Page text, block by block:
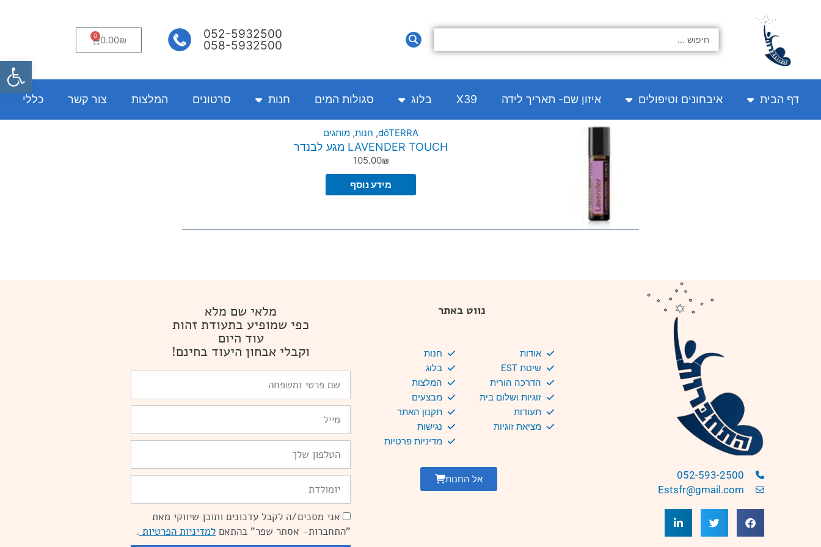
...
052-5932500
058-5932500
0.00₪
0
עגלת
קניות
דף הבית איבחונים וטיפולים איזון שם- תאריך לידה X39 בלוג סגולות המים חנות סרטונים המלצות צור קשר כללי
dōTERRA
, חנות, מותגים
LAVENDER TOUCH מגע לבנדר
105.00₪
מידע נוסף
052-593-2500
Estsfr@gmail.com
נווט באתר
אודות
שיטת EST
הדרכה הורית
זוגיות ושלום בית
תעודות
מציאת זוגיות
חנות
בלוג
המלצות
מבצעים
תקנון האתר
נגישות
מדיניות פרטיות
אל החנות
מלאי שם מלא
כפי שמופיע בתעודת זהות
עוד היום
וקבלי אבחון היעוד בחינם!
פרטי
ומשפחה
הסכמה
אני מסכים/ה לקבל עדכונים ותוכן שיווקי מאת
"התחברות- אסתר שפר" בהתאם למדיניות הפרטיות .